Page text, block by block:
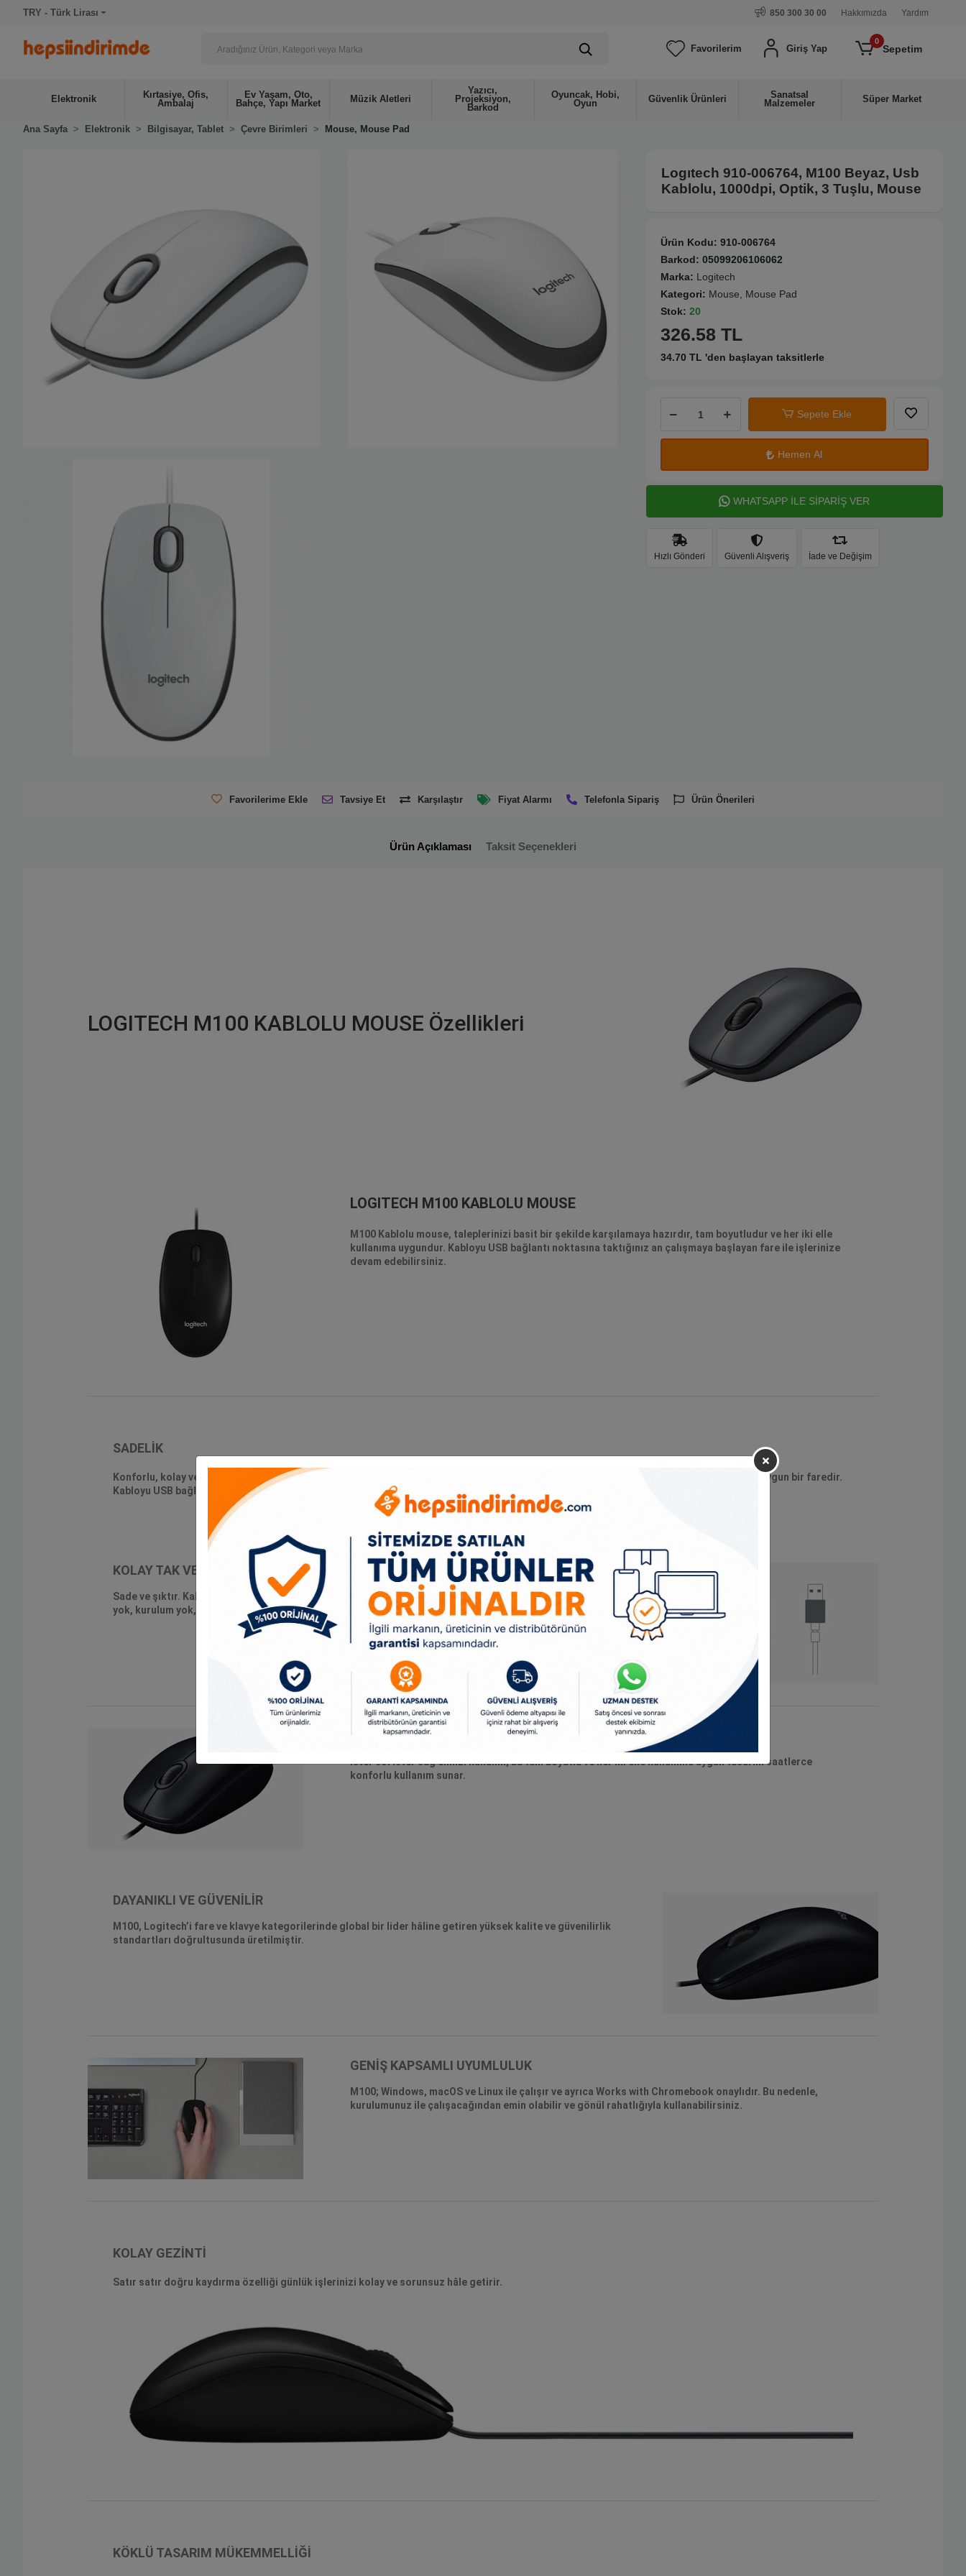
TRY - Türk Lirası 850 300 30 00 Hakkımızda Yardım
Favorilerim Giriş Yap
0
Sepetim
Elektronik
Kırtasiye, Ofis,
Ambalaj
Ev Yaşam, Oto,
Bahçe, Yapı Market
Müzik Aletleri
Yazıcı,
Projeksiyon,
Barkod
Oyuncak, Hobi,
Oyun
Güvenlik Ürünleri
Sanatsal
Malzemeler
Süper Market
Ana Sayfa Elektronik Bilgisayar, Tablet Çevre Birimleri Mouse, Mouse Pad
Logıtech 910-006764, M100 Beyaz, Usb
Kablolu, 1000dpi, Optik, 3 Tuşlu, Mouse
Ürün Kodu: 910-006764
Barkod: 05099206106062
Marka: Logitech
Kategori: Mouse, Mouse Pad
Stok: 20
326.58 TL
34.70 TL 'den başlayan taksitlerle
Sepete Ekle
Hemen Al
WHATSAPP İLE SİPARİŞ VER
Hızlı Gönderi Güvenli Alışveriş İade ve Değişim
Favorilerime Ekle Tavsiye Et Karşılaştır Fiyat Alarmı Telefonla Sipariş Ürün Önerileri
Ürün Açıklaması Taksit Seçenekleri
LOGITECH M100 KABLOLU MOUSE Özellikleri
LOGITECH M100 KABLOLU MOUSE
M100 Kablolu mouse, taleplerinizi basit bir şekilde karşılamaya hazırdır, tam boyutludur ve her iki elle
kullanıma uygundur. Kabloyu USB bağlantı noktasına taktığınız an çalışmaya başlayan fare ile işlerinize
devam edebilirsiniz.
SADELİK
Konforlu, kolay ve kullanıma hazır. Taleplerinizi sorunsuz ve basit bir şekilde karşılamaya hazır olan tam boyutlu ve her iki elle kullanıma uygun bir faredir.
Kabloyu USB bağlantı noktasına taktığınız an çalışmaya başlayan fare ile işlerinize devam edebilirsiniz.
KOLAY TAK VE ÇALIŞTIR
Sade ve şıktır. Kabloyu USB bağlantı noktasına taktıktan sonra M100, kullanıma hazır hâle gelir. İndirme
yok, kurulum yok, sorun yok.
HER İKİ EL İÇİN RAHATLIK
İster sol ister sağ elinizi kullanın, bu tam boyutlu ve her iki elle kullanıma uygun tasarım saatlerce
konforlu kullanım sunar.
DAYANIKLI VE GÜVENİLİR
M100, Logitech’i fare ve klavye kategorilerinde global bir lider hâline getiren yüksek kalite ve güvenilirlik
standartları doğrultusunda üretilmiştir.
GENİŞ KAPSAMLI UYUMLULUK
M100; Windows, macOS ve Linux ile çalışır ve ayrıca Works with Chromebook onaylıdır. Bu nedenle,
kurulumunuz ile çalışacağından emin olabilir ve gönül rahatlığıyla kullanabilirsiniz.
KOLAY GEZİNTİ
Satır satır doğru kaydırma özelliği günlük işlerinizi kolay ve sorunsuz hâle getirir.
KÖKLÜ TASARIM MÜKEMMELLİĞİ